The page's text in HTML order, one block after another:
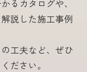
るカタログや、
説した施工事例
工夫など、ぜひ
ださい。